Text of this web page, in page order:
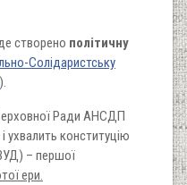
створено політичну
Солідаристську
).
Ради АНСДП
ухвалить конституцію
– першої
ери.